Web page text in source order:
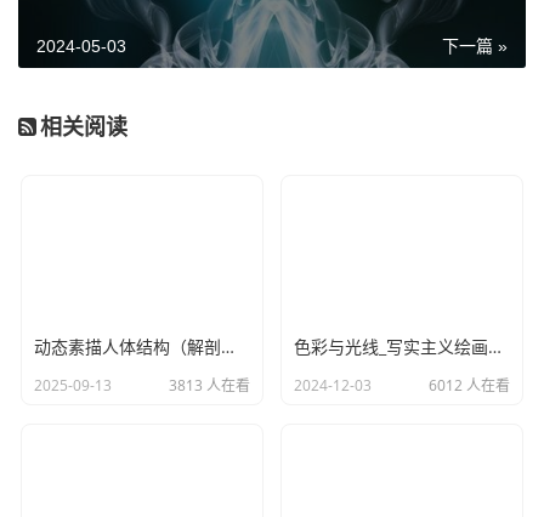
2024/08/31
数码摄影构图与用光.pdf
本站部分文章转载自互联网，如有版权问题，请告
知，本站及时下架处理！
下一篇 »
2024-05-03
相关阅读
动态素描人体结构（解剖）电子书PDF下载
2025-09-13 3813 人在看
色彩与光线_写实主义绘画指南PDF电子书
2024-12-03 6012 人在看